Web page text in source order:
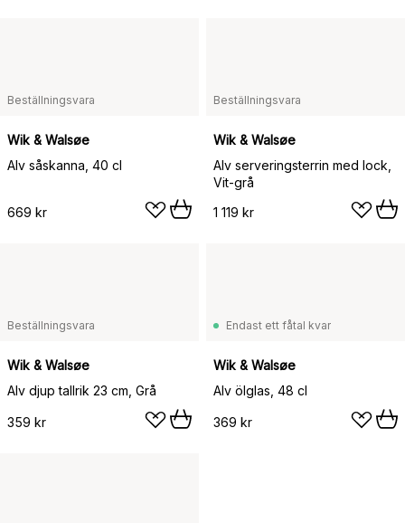
Beställningsvara
Wik & Walsøe
Alv såskanna, 40 cl
669 kr
Beställningsvara
Wik & Walsøe
Alv serveringsterrin med lock,
Vit-grå
1 119 kr
Beställningsvara
Wik & Walsøe
Alv djup tallrik 23 cm, Grå
359 kr
Endast ett fåtal kvar
Wik & Walsøe
Alv ölglas, 48 cl
369 kr